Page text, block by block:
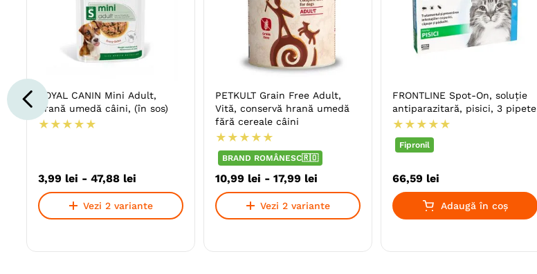
ROYAL CANIN Mini Adult,
hrană umedă câini, (în sos)
★ ★ ★ ★ ★
3,99 lei - 47,88 lei
Vezi 2 variante
PETKULT Grain Free Adult,
Vită, conservă hrană umedă
fără cereale câini
★ ★ ★ ★ ★
BRAND ROMÂNESC🇷🇴
10,99 lei - 17,99 lei
Vezi 2 variante
FRONTLINE Spot-On, soluție
antiparazitară, pisici, 3 pipete
★ ★ ★ ★ ★
Fipronil
66,59 lei
Adaugă în coș